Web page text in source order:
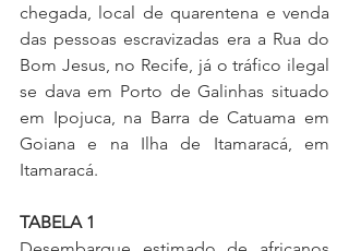
chegada, local de quarentena e venda
das pessoas escravizadas era a Rua do
Bom Jesus, no Recife, já o tráfico ilegal
se dava em Porto de Galinhas situado
em Ipojuca, na Barra de Catuama em
Goiana e na Ilha de Itamaracá, em
Itamaracá.
TABELA 1